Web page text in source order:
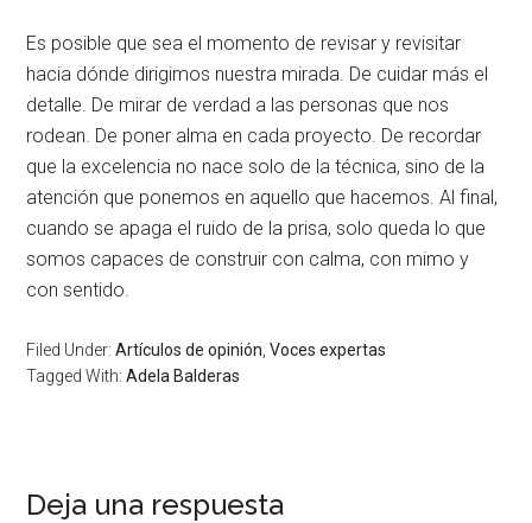
Es posible que sea el momento de revisar y revisitar
hacia dónde dirigimos nuestra mirada . De cuidar más el
detalle . De mirar de verdad a las personas que nos
rodean . De poner alma en cada proyecto . De recordar
que la excelencia no nace solo de la técnica, sino de la
atención que ponemos en aquello que hacemos . Al final,
cuando se apaga el ruido de la prisa, solo queda lo que
somos capaces de construir con calma, con mimo y
con sentido
Filed Under:Artículos de opinión ,Voces expertas
Tagged With:Adela Balderas
Deja una respuesta